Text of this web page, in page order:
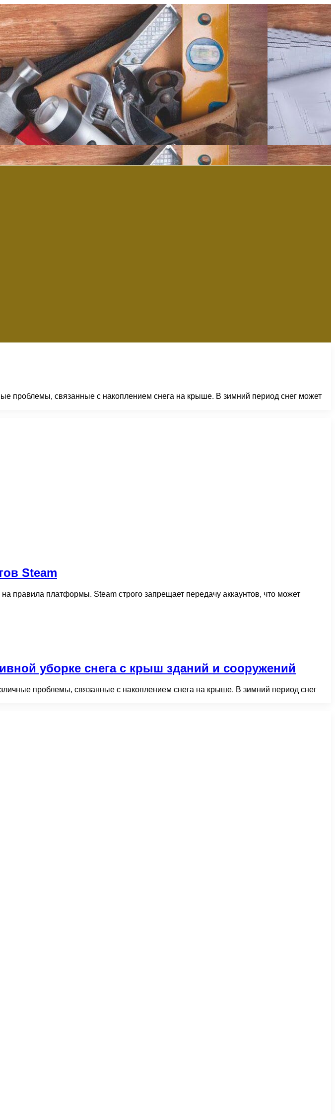
проблемы, связанные с накоплением снега на крыше. В зимний период снег может
Steam
правила платформы. Steam строго запрещает передачу аккаунтов, что может
уборке снега с крыш зданий и сооружений
проблемы, связанные с накоплением снега на крыше. В зимний период снег